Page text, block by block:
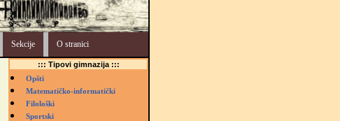
Sekcije O stranici
::: Tipovi gimnazija :::
Opšti
Matematičko-informatički
Filološki
Sportski